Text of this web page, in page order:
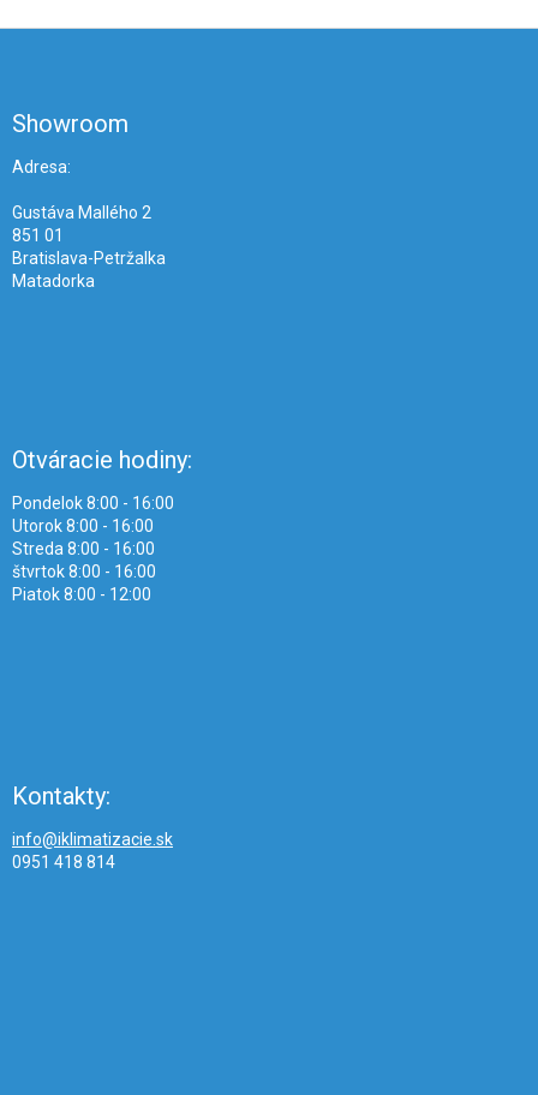
Showroom
Adresa:
Gustáva Mallého 2
851 01
Bratislava-Petržalka
Matadorka
Otváracie hodiny:
Pondelok 8:00 - 16:00
Utorok 8:00 - 16:00
Streda 8:00 - 16:00
štvrtok 8:00 - 16:00
Piatok 8:00 - 12:00
Kontakty:
info@iklimatizacie.sk
0951 418 814